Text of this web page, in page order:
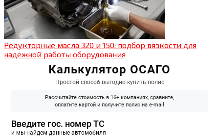
Редукторные масла 320 и 150: подбор вязкости для
надежной работы оборудования